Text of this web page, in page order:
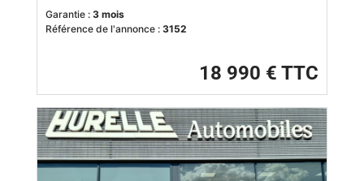
Garantie : 3 mois
Référence de l'annonce : 3152
18 990 € TTC